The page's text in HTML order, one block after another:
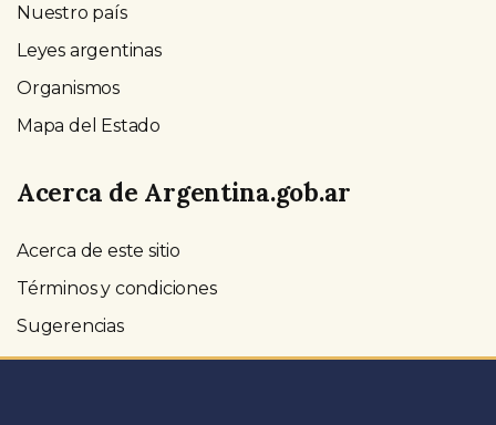
Nuestro país
Leyes argentinas
Organismos
Mapa del Estado
Acerca de Argentina.gob.ar
Acerca de este sitio
Términos y condiciones
Sugerencias